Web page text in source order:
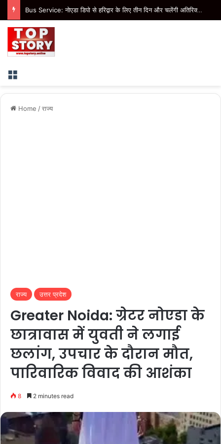
Bus Service: नोएडा डिपो से हरिद्वार के लिए तीन दिन और चलेंगी अतिरिक्त बसें, 11 अगस्त तक मिलेगी सुविधा
Menu
Home /राज्य
राज्य उत्तर प्रदेश
Greater Noida: ग्रेटर नोएडा के
छात्रावास में युवती ने लगाई
छलांग, उपचार के दौरान मौत,
पारिवारिक विवाद की आशंका
8 2 minutes read